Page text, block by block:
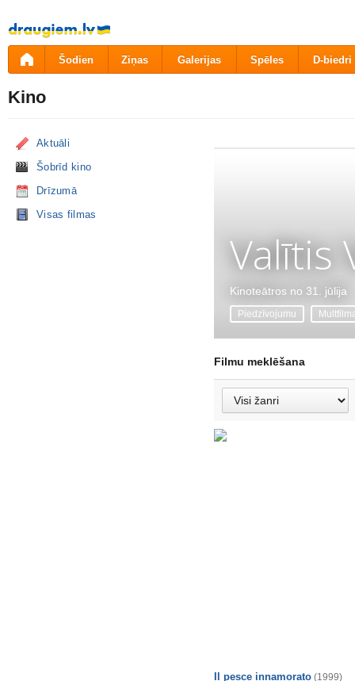
Pāriet
uz
saturu
Šodien Ziņas Galerijas Spēles D-biedri
Kino
Aktuāli
Šobrīd kino
Drīzumā
Visas filmas
Valītis
Kinoteātros no 31. jūlija
Piedzīvojumu
Filmu meklēšana
Il pesce innamorato (1999)